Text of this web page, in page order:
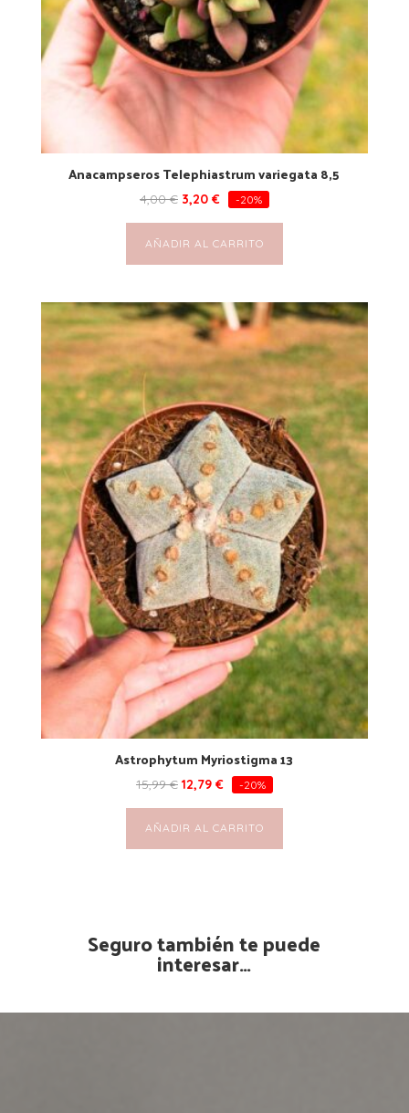
Anacampseros Telephiastrum variegata 8,5
4,00€ 3,20 € -20%
AÑADIR AL CARRITO
Astrophytum Myriostigma 13
15,99€ 12,79 € -20%
AÑADIR AL CARRITO
Seguro también te puede
interesar…